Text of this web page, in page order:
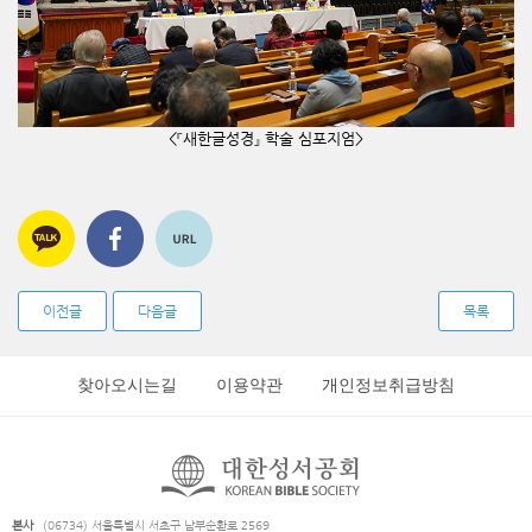
<『새한글성경 』 학술 심포지엄>
이전글 다음글 목록
찾아오시는길 이용약관 개인정보취급방침
본사 (06734) 서울특별시 서초구 남부순환로 2569